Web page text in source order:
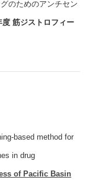
のためのアンチセン
度 筋ジストロフィー
based method for
in drug
of Pacific Basin